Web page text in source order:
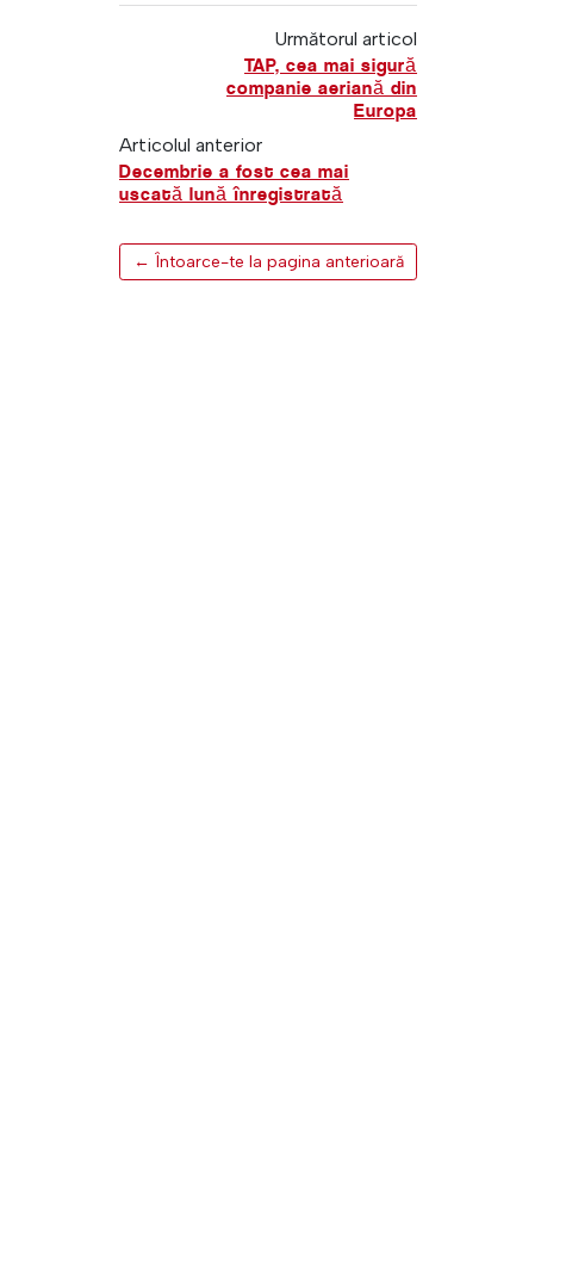
Următorul articol
TAP, cea mai sigură
companie aeriană din
Europa
Articolul anterior
Decembrie a fost cea mai
uscată lună înregistrată
← Întoarce-te la pagina anterioară